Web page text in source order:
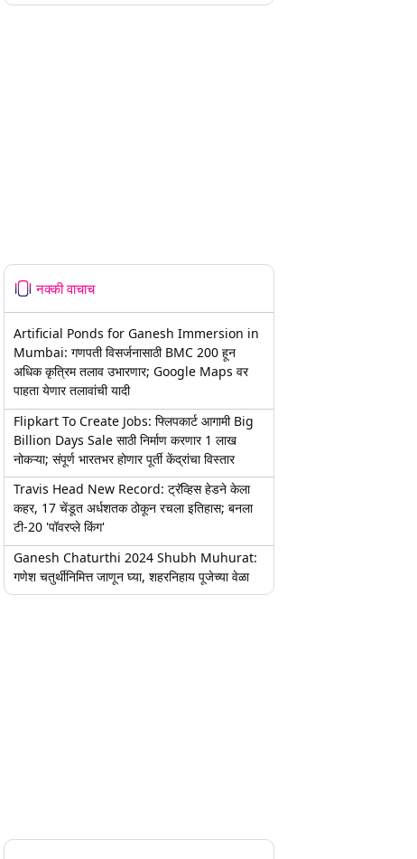
नक्की वाचाच
Artificial Ponds for Ganesh Immersion in
Mumbai: गणपती विसर्जनासाठी BMC 200 हून
अधिक कृत्रिम तलाव उभारणार; Google Maps वर
पाहता येणार तलावांची यादी
Flipkart To Create Jobs: फ्लिपकार्ट आगामी Big
Billion Days Sale साठी निर्माण करणार 1 लाख
नोकऱ्या; संपूर्ण भारतभर होणार पूर्ती केंद्रांचा विस्तार
Travis Head New Record: ट्रॅव्हिस हेडने केला
कहर, 17 चेंडूत अर्धशतक ठोकून रचला इतिहास; बनला
टी-20 'पॉवरप्ले किंग'
Ganesh Chaturthi 2024 Shubh Muhurat:
गणेश चतुर्थीनिमित्त जाणून घ्या, शहरनिहाय पूजेच्या वेळा